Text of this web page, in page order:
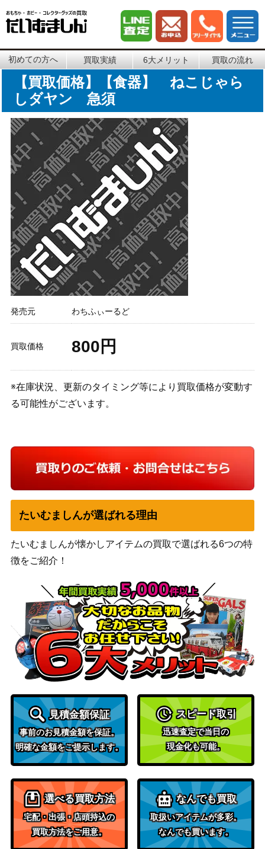
初めての方へ 買取実績 6大メリット 買取の流れ
【買取価格】【食器】 ねこじゃら
しダヤン 急須
発売元 わちふぃーるど
買取価格 800円
※在庫状況、更新のタイミング等により買取価格が変動す
る可能性がございます。
たいむましんが選ばれる理由
たいむましんが懐かしアイテムの買取で選ばれる6つの特
徴をご紹介！
見積金額保証
事前のお見積金額を保証。
明確な金額をご提示します。
スピード取引
迅速査定で当日の
現金化も可能。
選べる買取方法
宅配・出張・店頭持込の
買取方法をご用意。
なんでも買取
取扱いアイテムが多彩。
なんでも買います。